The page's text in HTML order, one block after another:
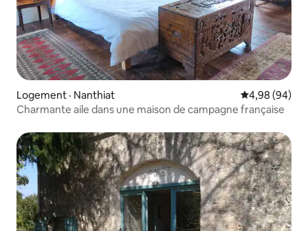
Logement · Nanthiat Note
4,98 (94)
Charmante aile dans une maison de campagne française